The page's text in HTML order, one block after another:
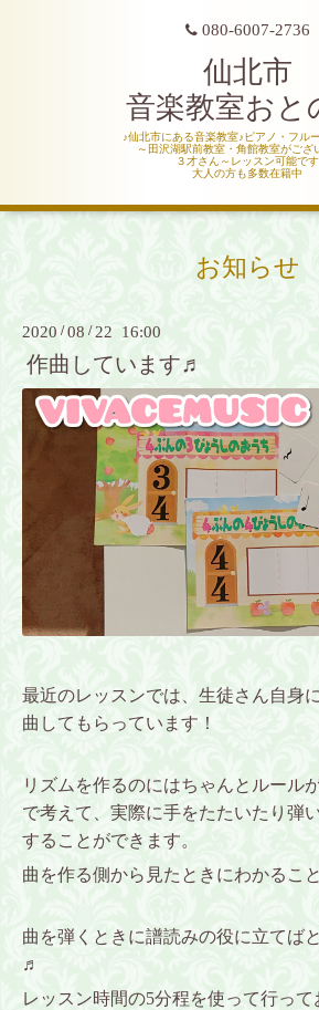
080-6007-2736
仙北市
音楽教室おと
♪仙北市にある音楽教室♪ピアノ・フル
～田沢湖駅前教室・角館教室がござ
３才さん～レッスン可能です
大人の方も多数在籍中
お知らせ
2020 /08 / 22 16:00
作曲しています♬
最近のレッスンでは、生徒さん自身
曲してもらっています！
リズムを作るのにはちゃんとルール
で考えて、実際に手をたたいたり弾
することができます。
曲を作る側から見たときにわかるこ
曲を弾くときに譜読みの役に立てば
♬
レッスン時間の5分程を使って行って